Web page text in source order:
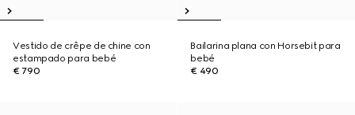
Vestido de crêpe de chine con
estampado para bebé
€ 790
Bailarina plana con Horsebit para
bebé
€ 490